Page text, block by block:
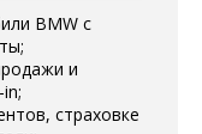
BMW с
и
страховке